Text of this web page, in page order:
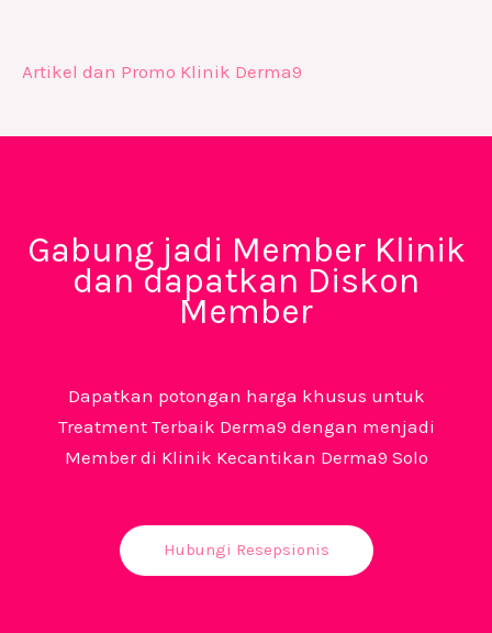
Artikel dan Promo Klinik Derma9
Gabung jadi Member Klinik
dan dapatkan Diskon
Member
Dapatkan potongan harga khusus untuk
Treatment Terbaik Derma9 dengan menjadi
Member di Klinik Kecantikan Derma9 Solo
Hubungi Resepsionis